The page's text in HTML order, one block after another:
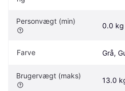
Personvægt (min)
0.0 kg
Farve Grå,
Brugervægt (maks)
13.0